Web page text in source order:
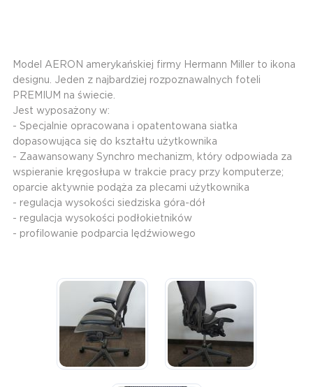
Model AERON amerykańskiej firmy Hermann Miller to ikona
designu. Jeden z najbardziej rozpoznawalnych foteli
PREMIUM na świecie.
Jest wyposażony w:
- Specjalnie opracowana i opatentowana siatka
dopasowująca się do kształtu użytkownika
- Zaawansowany Synchro mechanizm, który odpowiada za
wspieranie kręgosłupa w trakcie pracy przy komputerze;
oparcie aktywnie podąża za plecami użytkownika
- regulacja wysokości siedziska góra-dół
- regulacja wysokości podłokietników
- profilowanie podparcia lędźwiowego